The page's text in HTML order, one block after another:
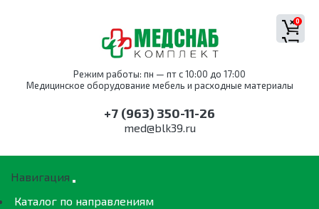
Режим работы: пн — пт с 10:00 до 17:00
Медицинское оборудование мебель и расходные материалы
0
+7 (963) 350-11-26
med@blk39.ru
Навигация
Каталог по направлениям